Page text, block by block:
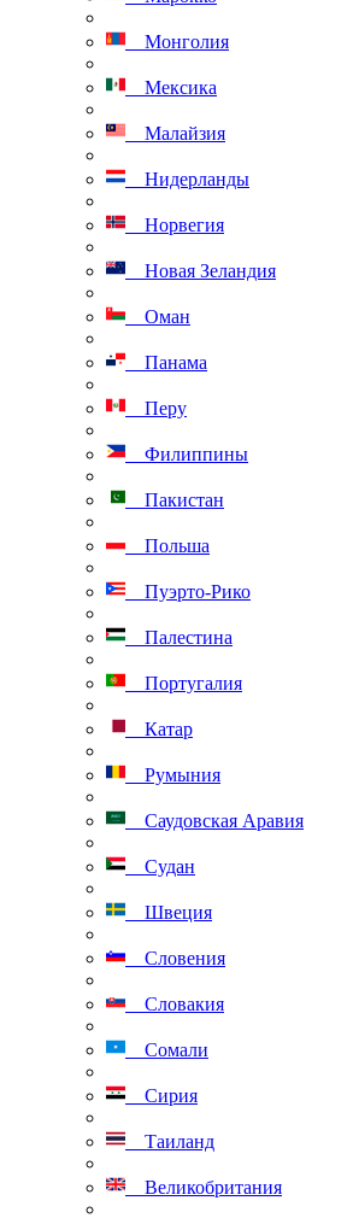
Монголия
Мексика
Малайзия
Нидерланды
Норвегия
Новая Зеландия
Оман
Панама
Перу
Филиппины
Пакистан
Польша
Пуэрто-Рико
Палестина
Португалия
Катар
Румыния
Саудовская Аравия
Судан
Швеция
Словения
Словакия
Сомали
Сирия
Таиланд
Великобритания